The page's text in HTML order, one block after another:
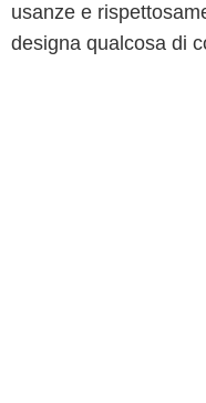
usanze e
designa qualcosa di